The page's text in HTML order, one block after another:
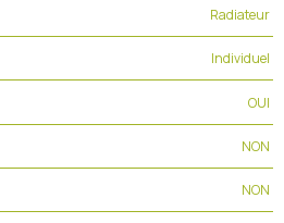
Radiateur
Individuel
OUI
NON
NON